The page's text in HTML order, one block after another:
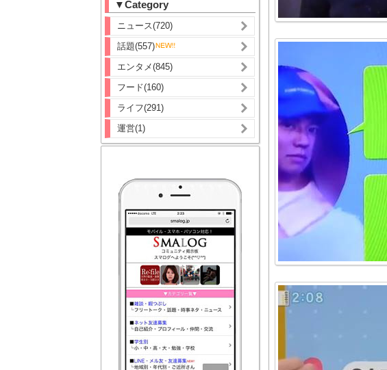
▼Category
ニュース(720)
話題(557)
エンタメ(845)
フード(160)
ライフ(291)
運営(1)